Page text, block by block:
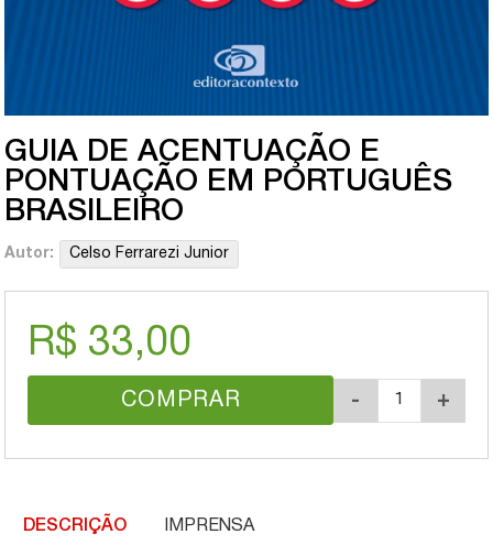
GUIA DE ACENTUAÇÃO E
PONTUAÇÃO EM PORTUGUÊS
BRASILEIRO
Autor: Celso Ferrarezi Junior
R$ 33,00
COMPRAR - +
DESCRIÇÃO IMPRENSA